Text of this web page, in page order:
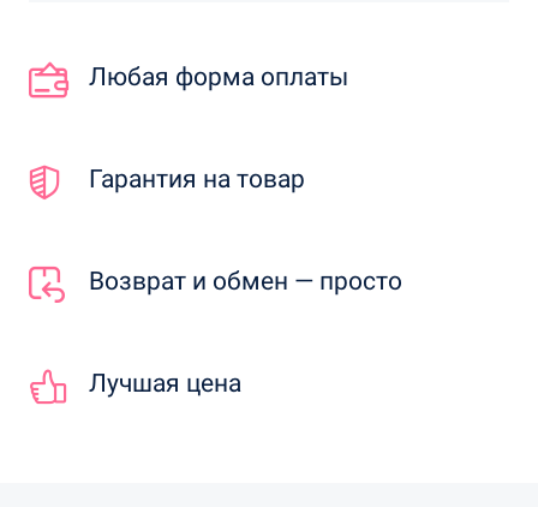
Любая форма оплаты
Гарантия на товар
Возврат и обмен — просто
Лучшая цена